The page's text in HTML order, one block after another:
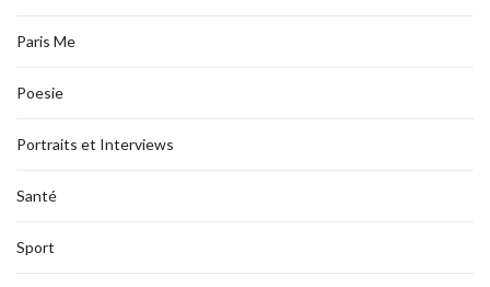
Paris Me
Poesie
Portraits et Interviews
Santé
Sport